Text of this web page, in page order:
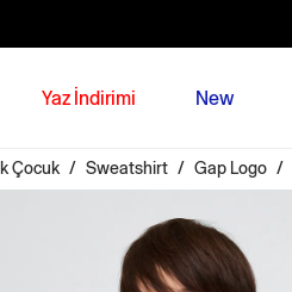
Yaz İndirimi New
Çocuk / Sweatshirt / Gap Logo /